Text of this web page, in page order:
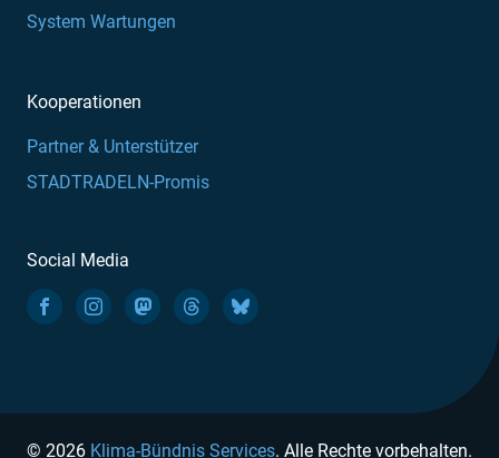
System Wartungen
Kooperationen
Partner & Unterstützer
STADTRADELN-Promis
Social Media
© 2026 Klima-Bündnis Services. Alle Rechte vorbehalten.